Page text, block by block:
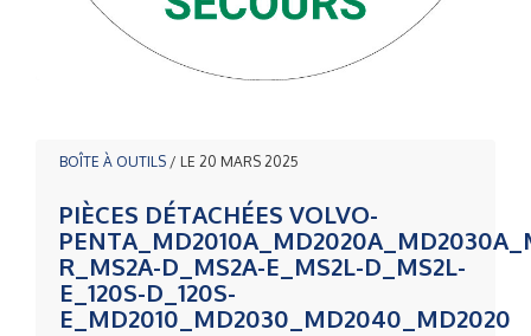
BOÎTE À OUTILS / LE 20 MARS 2025
PIÈCES DÉTACHÉES VOLVO-
R_MS2A-D_MS2A-E_MS2L-D_MS2L-
E_120S-D_120S-
E_MD2010_MD2030_MD2040_MD2020